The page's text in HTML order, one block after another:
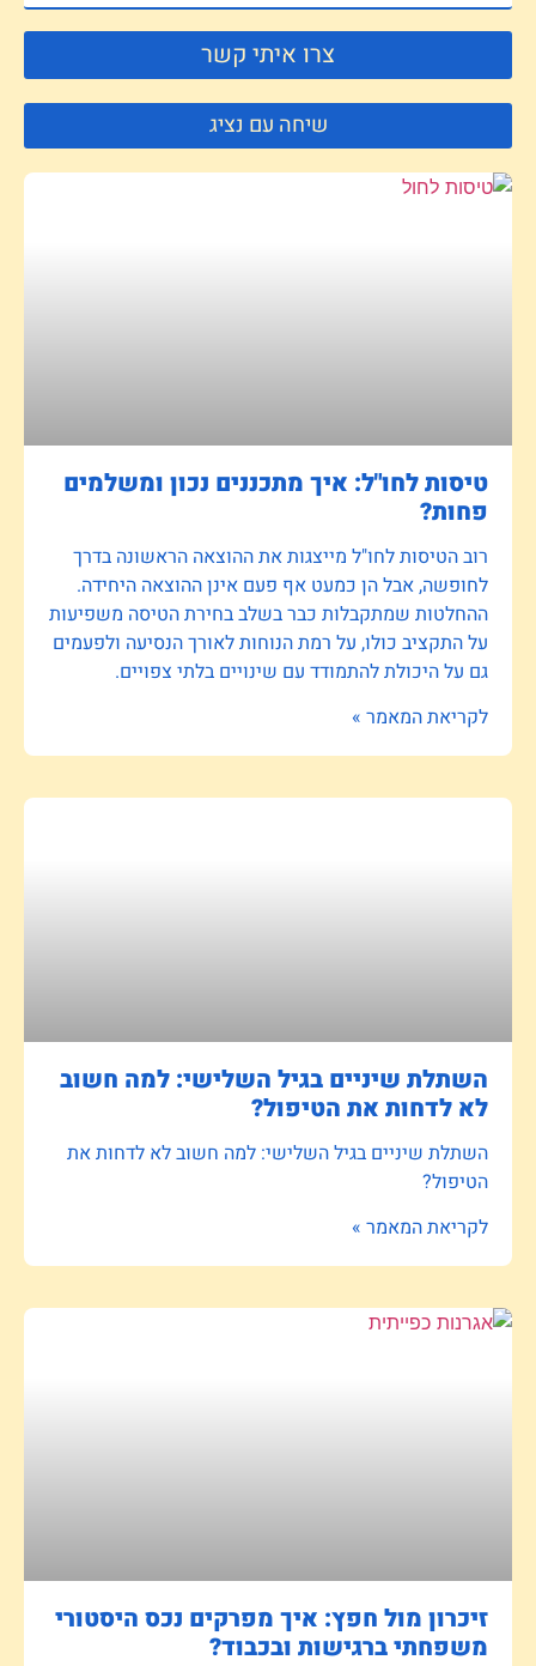
צרו איתי קשר
שיחה עם נציג
טיסות לחו"ל: איך מתכננים נכון ומשלמים
פחות?
רוב הטיסות לחו"ל מייצגות את ההוצאה הראשונה בדרך
לחופשה, אבל הן כמעט אף פעם אינן ההוצאה היחידה.
ההחלטות שמתקבלות כבר בשלב בחירת הטיסה משפיעות
על התקציב כולו, על רמת הנוחות לאורך הנסיעה ולפעמים
גם על היכולת להתמודד עם שינויים בלתי צפויים.
לקריאת המאמר »
השתלת שיניים בגיל השלישי: למה חשוב
לא לדחות את הטיפול?
השתלת שיניים בגיל השלישי: למה חשוב לא לדחות את
הטיפול?
לקריאת המאמר »
זיכרון מול חפץ: איך מפרקים נכס היסטורי
משפחתי ברגישות ובכבוד?